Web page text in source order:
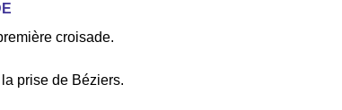
croisade.
prise de Béziers.